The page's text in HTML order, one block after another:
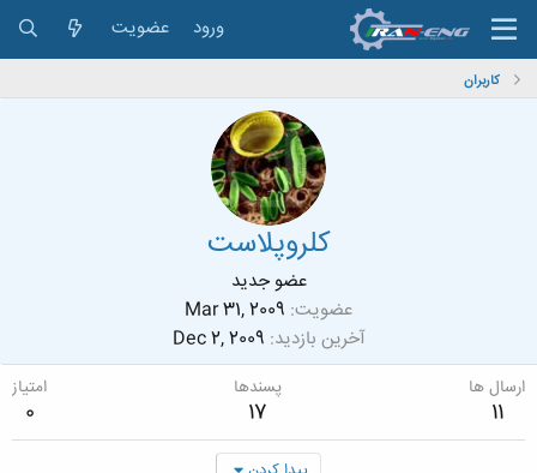
ورود عضویت
کاربران
کلروپلاست
عضو جدید
عضویت Mar 31, 2009
آخرین بازدید Dec 2, 2009
ارسال ها
11
پسندها
17
امتیاز
0